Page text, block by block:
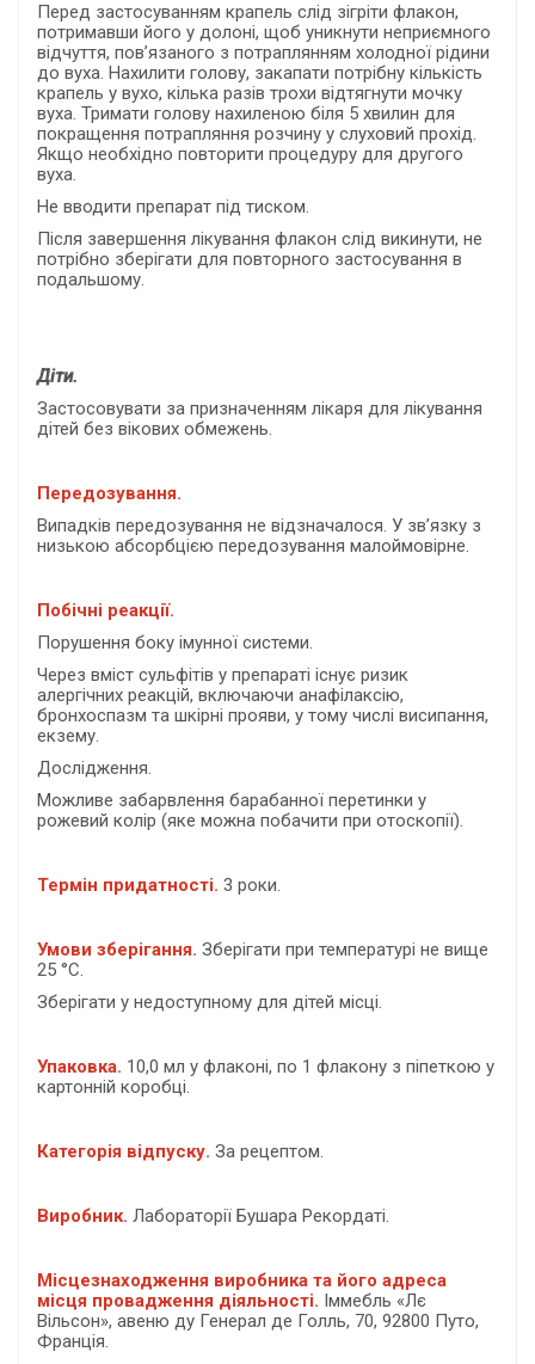
Перед застосуванням крапель слід зігріти флакон,
потримавши його у долоні, щоб уникнути неприємного
відчуття, пов’язаного з потраплянням холодної рідини
до вуха. Нахилити голову, закапати потрібну кількість
крапель у вухо, кілька разів трохи відтягнути мочку
вуха. Тримати голову нахиленою біля 5 хвилин для
покращення потрапляння розчину у слуховий прохід.
Якщо необхідно повторити процедуру для другого
вуха.
Не вводити препарат під тиском.
Після завершення лікування флакон слід викинути, не
потрібно зберігати для повторного застосування в
подальшому.
Діти.
Застосовувати за призначенням лікаря для лікування
дітей без вікових обмежень.
Передозування.
Випадків передозування не відзначалося. У зв’язку з
низькою абсорбцією передозування малоймовірне.
Побічні реакції.
Порушення боку імунної системи.
Через вміст сульфітів у препараті існує ризик
алергічних реакцій, включаючи анафілаксію,
бронхоспазм та шкірні прояви, у тому числі висипання,
екзему.
Дослідження.
Можливе забарвлення барабанної перетинки у
рожевий колір (яке можна побачити при отоскопії).
Термін придатності. 3 роки.
Умови зберігання. Зберігати при температурі не вище
25 °С.
Зберігати у недоступному для дітей місці.
Упаковка. 10,0 мл у флаконі, по 1 флакону з піпеткою у
картонній коробці.
Категорія відпуску. За рецептом.
Виробник. Лабораторії Бушара Рекордаті.
Місцезнаходження виробника та його адреса
місця провадження діяльності. Іммебль «Лє
Вільсон», авеню ду Генерал де Голль, 70, 92800 Путо,
Франція.